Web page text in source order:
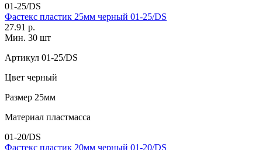
01-25/DS
Фастекс пластик 25мм черный 01-25/DS
27.91 р.
Мин. 30 шт
Артикул 01-25/DS
Цвет черный
Размер 25мм
Материал пластмасса
01-20/DS
Фастекс пластик 20мм черный 01-20/DS